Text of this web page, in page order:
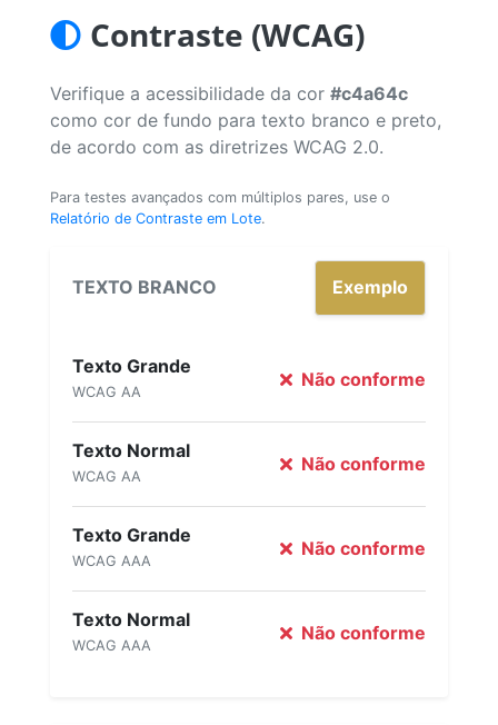
Contraste (WCAG)
Verifique a acessibilidade da cor #c4a64c
como cor de fundo para texto branco e preto,
de acordo com as diretrizes WCAG 2.0.
Para testes avançados com múltiplos pares, use o
Relatório de Contraste em Lote.
TEXTO BRANCO Exemplo
Texto Grande
WCAG AA
Não conforme
Texto Normal
WCAG AA
Não conforme
Texto Grande
WCAG AAA
Não conforme
Texto Normal
WCAG AAA
Não conforme